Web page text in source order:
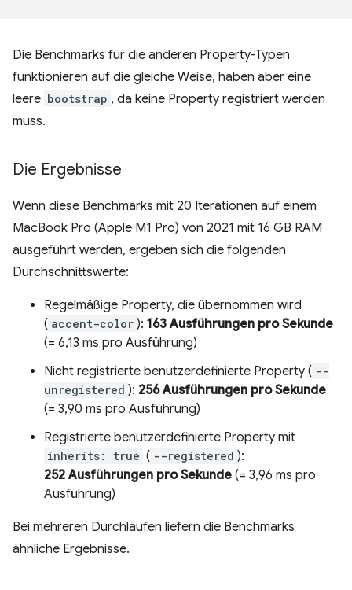
Die Benchmarks für die anderen Property-Typen
funktionieren auf die gleiche Weise, haben aber eine
leere bootstrap , da keine Property registriert werden
muss.
Die Ergebnisse
Wenn diese Benchmarks mit 20 Iterationen auf einem
MacBook Pro (Apple M1 Pro) von 2021 mit 16 GB RAM
ausgeführt werden, ergeben sich die folgenden
Durchschnittswerte:
Regelmäßige Property, die übernommen wird
( accent-color ): 163 Ausführungen pro Sekunde
(= 6,13 ms pro Ausführung)
Nicht registrierte benutzerdefinierte Property ( --
unregistered ): 256 Ausführungen pro Sekunde
(= 3,90 ms pro Ausführung)
Registrierte benutzerdefinierte Property mit
inherits: true ( --registered ):
252 Ausführungen pro Sekunde (= 3,96 ms pro
Ausführung)
Bei mehreren Durchläufen liefern die Benchmarks
ähnliche Ergebnisse.